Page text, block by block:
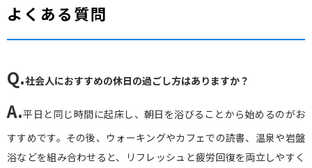
よくある質問
Q.社会人におすすめの休日の過ごし方はありますか？
A.平日と同じ時間に起床し、朝日を浴びることから始めるのがお
すすめです。その後、ウォーキングやカフェでの読書、温泉や岩盤
浴などを組み合わせると、リフレッシュと疲労回復を両立しやすく